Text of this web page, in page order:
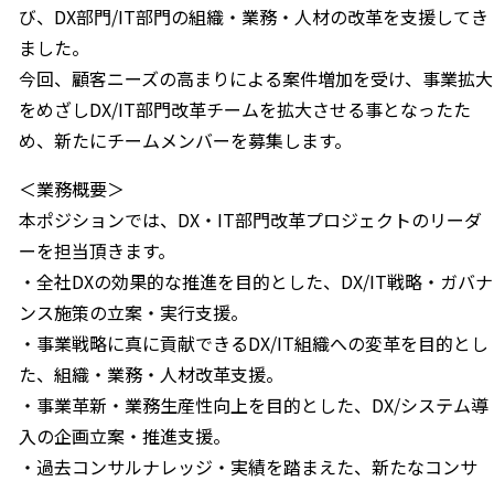
び、DX部門/IT部門の組織・業務・人材の改革を支援してき
ました。
今回、顧客ニーズの高まりによる案件増加を受け、事業拡大
をめざしDX/IT部門改革チームを拡大させる事となったた
め、新たにチームメンバーを募集します。
＜業務概要＞
本ポジションでは、DX・IT部門改革プロジェクトのリーダ
ーを担当頂きます。
・全社DXの効果的な推進を目的とした、DX/IT戦略・ガバナ
ンス施策の立案・実行支援。
・事業戦略に真に貢献できるDX/IT組織への変革を目的とし
た、組織・業務・人材改革支援。
・事業革新・業務生産性向上を目的とした、DX/システム導
入の企画立案・推進支援。
・過去コンサルナレッジ・実績を踏まえた、新たなコンサ